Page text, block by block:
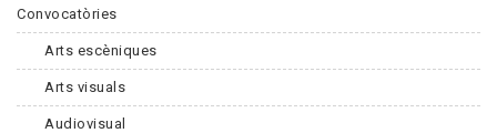
Convocatòries
Arts escèniques
Arts visuals
Audiovisual